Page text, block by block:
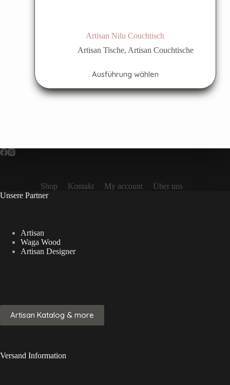
Artisan Nilu Couchtisch
Artisan Tische, Artisan Couchtische
Ausführung wählen
Shop Kontakt My account
Über uns
Unsere Partner
Artisan
Waga Wood
Artisan Designer
Artisan Katalog & more
Versand Information